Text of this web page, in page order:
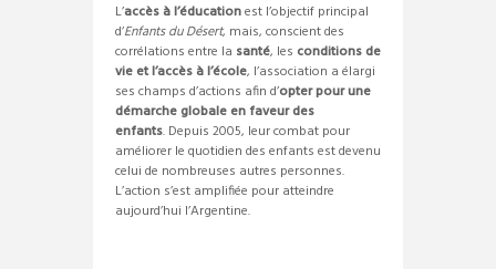
L’accès à l’éducationest l’objectif principal
d’Enfants du Désert, mais, conscient des
corrélations entre la santé, les conditions de
vie et l’accès à l’école, l’association a élargi
ses champs d’actions afin d’opter pour une
démarche globale en faveur des
enfants. Depuis 2005, leur combat pour
améliorer le quotidien des enfants est devenu
celui de nombreuses autres personnes.
L’action s’est amplifiée pour atteindre
aujourd’hui l’Argentine.